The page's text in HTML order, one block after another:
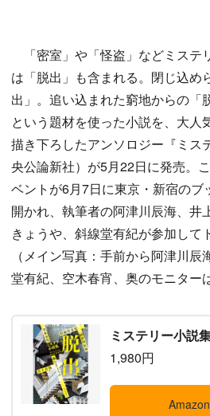
「密室」や「怪盗」などミステ
は「脱出」も含まれる。閉じ込め
出」。追い込まれた窮地からの「
という題材を使った小説を、大人
描き下ろしたアンソロジー『ミス
央公論新社）が5月22日に発売。
ベントが6月7日に東京・新宿のブ
開かれ、執筆者の阿津川辰海、井
きょうや、斜線堂有紀が参加して
（メイン写真：手前から阿津川
堂有紀、空木春宵、奥のモニター
ミステリー小説
1,980円